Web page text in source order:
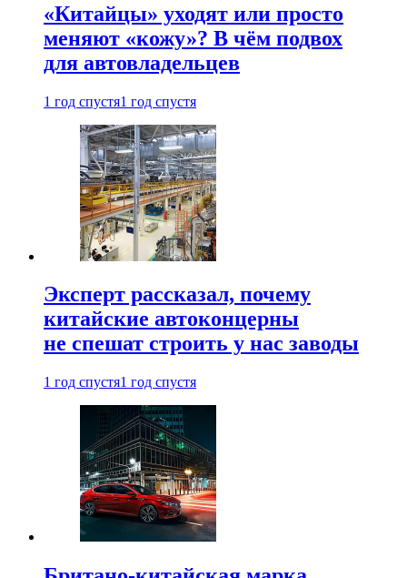
«Китайцы» уходят или просто
меняют «кожу»? В чём подвох
для автовладельцев
1 год спустя1 год спустя
Эксперт рассказал, почему
китайские автоконцерны
не спешат строить у нас заводы
1 год спустя1 год спустя